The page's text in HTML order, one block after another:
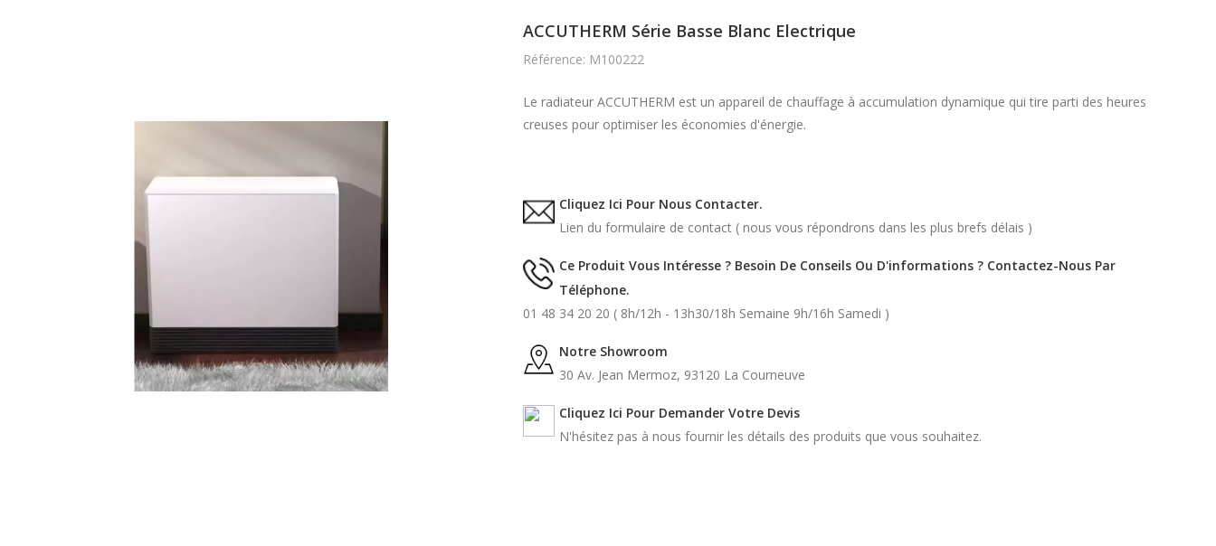
ACCUTHERM Série Basse Blanc Electrique
Référence: M100222
Le radiateur ACCUTHERM est un appareil de chauffage à accumulation dynamique qui tire parti des heures
creuses pour optimiser les économies d'énergie.
Cliquez Ici Pour Nous Contacter.
Lien du formulaire de contact ( nous vous répondrons dans les plus brefs délais )
Ce Produit Vous Intéresse ? Besoin De Conseils Ou D'informations ? Contactez-Nous Par
Téléphone.
01 48 34 20 20 ( 8h/12h - 13h30/18h Semaine 9h/16h Samedi )
Notre Showroom
30 Av. Jean Mermoz, 93120 La Courneuve
Cliquez Ici Pour Demander Votre Devis
N'hésitez pas à nous fournir les détails des produits que vous souhaitez.